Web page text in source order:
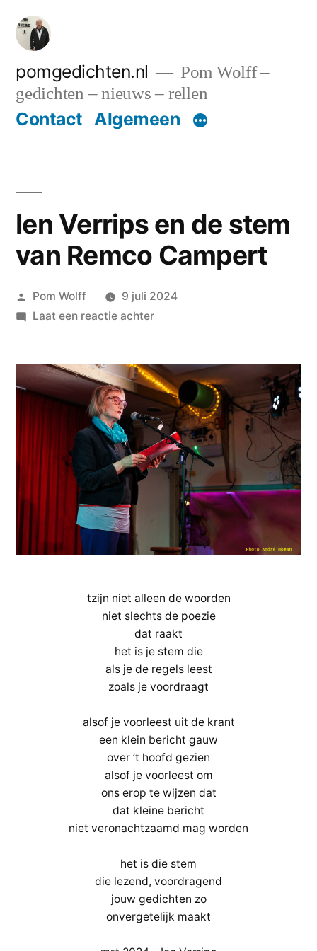
naar
inhoud
pomgedichten.nl
Pom Wolff –
gedichten – nieuws – rellen
Contact Algemeen
Ien Verrips en de stem
van Remco Campert
Geplaatst
door
Pom Wolff
9 juli 2024
Laat een reactie achterop
en
de
stem
van
Remco
Campert
tzijn niet alleen de woorden
niet slechts de poezie
dat raakt
het is je stem die
als je de regels leest
zoals je voordraagt
alsof je voorleest uit de krant
een klein bericht gauw
over ’t hoofd gezien
alsof je voorleest om
ons erop te wijzen dat
dat kleine bericht
niet veronachtzaamd mag worden
het is die stem
die lezend, voordragend
jouw gedichten zo
onvergetelijk maakt